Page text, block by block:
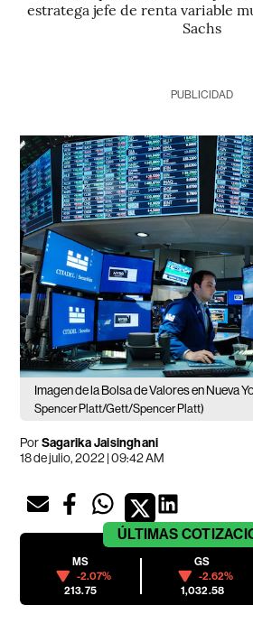
estratega jefe de renta variable
Sachs
PUBLICIDAD
Imagen de la Bolsa de Valores en Nueva
Spencer Platt/Gett/Spencer Platt)
PorSagarika Jaisinghani
18 de julio, 2022 | 09:42 AM
ÚLTIMAS
MS
-2.07%
213.75
GS
-2.62%
1,032.58